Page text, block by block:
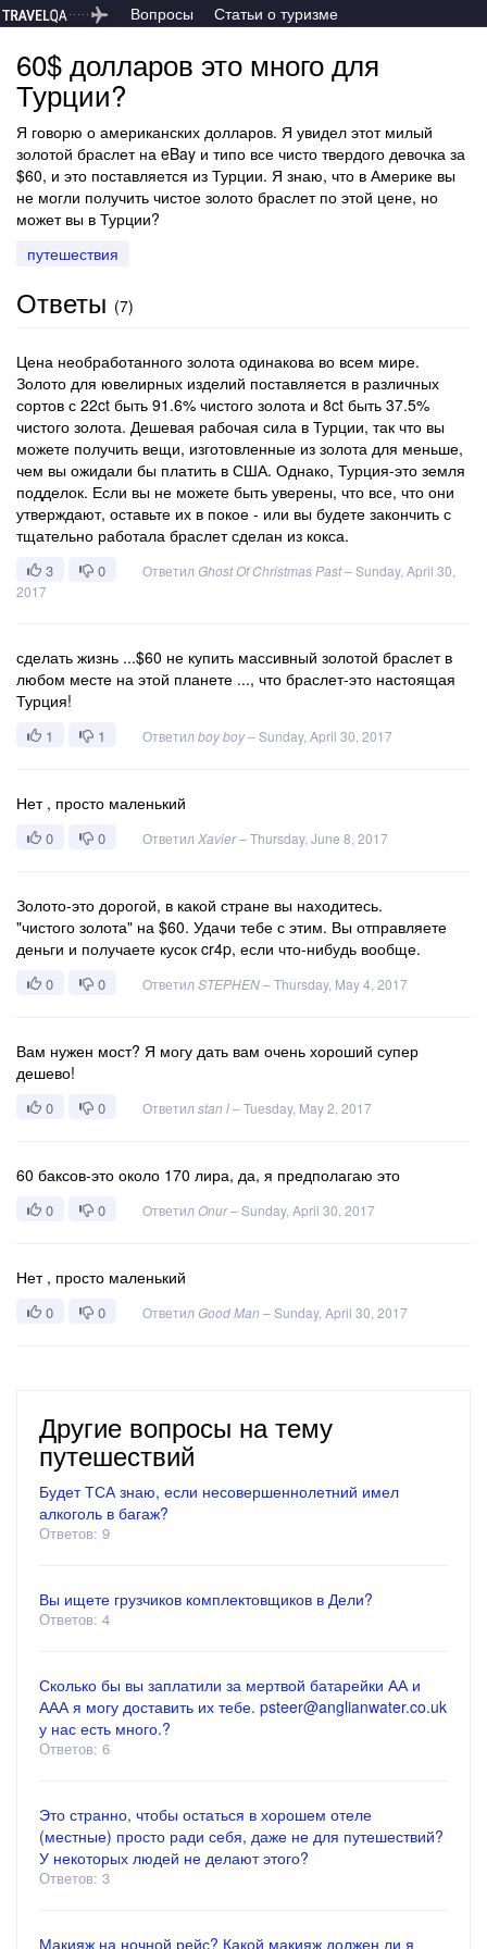
Вопросы Статьи о туризме
60$ долларов это много для
Турции?
Я говорю о американских долларов. Я увидел этот милый
золотой браслет на eBay и типо все чисто твердого девочка за
$60, и это поставляется из Турции. Я знаю, что в Америке вы
не могли получить чистое золото браслет по этой цене, но
может вы в Турции?
путешествия
Ответы (7)
Цена необработанного золота одинакова во всем мире.
Золото для ювелирных изделий поставляется в различных
сортов с 22ct быть 91.6% чистого золота и 8ct быть 37.5%
чистого золота. Дешевая рабочая сила в Турции, так что вы
можете получить вещи, изготовленные из золота для меньше,
чем вы ожидали бы платить в США. Однако, Турция-это земля
подделок. Если вы не можете быть уверены, что все, что они
утверждают, оставьте их в покое - или вы будете закончить с
тщательно работала браслет сделан из кокса.
3 0 Ответил Ghost Of Christmas Past–Sunday, April 30,
2017
сделать жизнь ...$60 не купить массивный золотой браслет в
любом месте на этой планете ..., что браслет-это настоящая
Турция!
1 1 Ответил boy boy–Sunday, April 30, 2017
Нет , просто маленький
0 0 Ответил Xavier–Thursday, June 8, 2017
Золото-это дорогой, в какой стране вы находитесь.
"чистого золота" на $60. Удачи тебе с этим. Вы отправляете
деньги и получаете кусок cr4p, если что-нибудь вообще.
0 0 Ответил STEPHEN–Thursday, May 4, 2017
Вам нужен мост? Я могу дать вам очень хороший супер
дешево!
0 0 Ответил stan l–Tuesday, May 2, 2017
60 баксов-это около 170 лира, да, я предполагаю это
0 0 Ответил Onur–Sunday, April 30, 2017
Нет , просто маленький
0 0 Ответил Good Man –Sunday, April 30, 2017
Другие вопросы на тему
путешествий
Будет ТСА знаю, если несовершеннолетний имел
алкоголь в багаж?
Ответов: 9
Вы ищете грузчиков комплектовщиков в Дели?
Ответов: 4
Сколько бы вы заплатили за мертвой батарейки АА и
ААА я могу доставить их тебе. psteer@anglianwater.co.uk
у нас есть много.?
Ответов: 6
Это странно, чтобы остаться в хорошем отеле
(местные) просто ради себя, даже не для путешествий?
У некоторых людей не делают этого?
Ответов: 3
Макияж на ночной рейс? Какой макияж должен ли я